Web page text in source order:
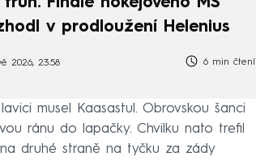
trůn. Finále hokejového MS
v prodloužení Helenius
2026, 23:58 6 min čtení
musel Kaasastul. Obrovskou šanci
ránu do lapačky. Chvilku nato trefil
druhé straně na tyčku za zády